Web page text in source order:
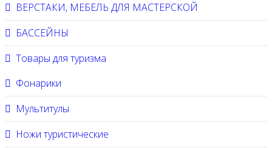
ВЕРСТАКИ, МЕБЕЛЬ ДЛЯ МАСТЕРСКОЙ
БАССЕЙНЫ
Товары для туризма
Фонарики
Мультитулы
Ножи туристические